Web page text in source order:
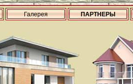
Галерея ПАРТНЕРЫ